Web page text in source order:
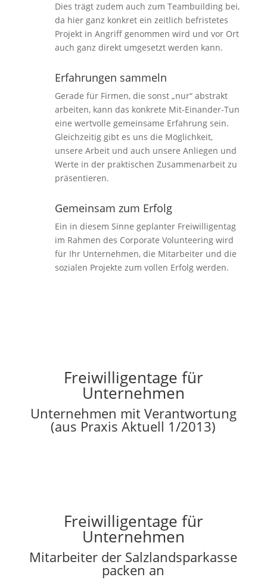
Dies trägt zudem auch zum Teambuilding bei,
da hier ganz konkret ein zeitlich befristetes
Projekt in Angriff genommen wird und vor Ort
auch ganz direkt umgesetzt werden kann.
Erfahrungen sammeln
Gerade für Firmen, die sonst „nur“ abstrakt
arbeiten, kann das konkrete Mit-Einander-Tun
eine wertvolle gemeinsame Erfahrung sein.
Gleichzeitig gibt es uns die Möglichkeit,
unsere Arbeit und auch unsere Anliegen und
Werte in der praktischen Zusammenarbeit zu
präsentieren.
Gemeinsam zum Erfolg
Ein in diesem Sinne geplanter Freiwilligentag
im Rahmen des Corporate Volunteering wird
für Ihr Unternehmen, die Mitarbeiter und die
sozialen Projekte zum vollen Erfolg werden.
Freiwilligentage für
Unternehmen
Unternehmen mit Verantwortung
(aus Praxis Aktuell 1/2013)
Freiwilligentage für
Unternehmen
Mitarbeiter der Salzlandsparkasse
packen an